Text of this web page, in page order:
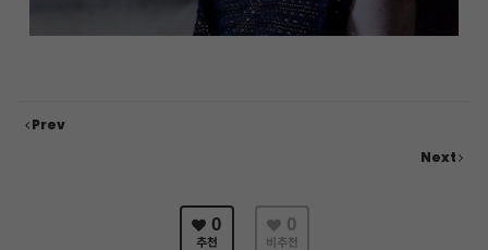
Prev
Next
0
추천
0
비추천